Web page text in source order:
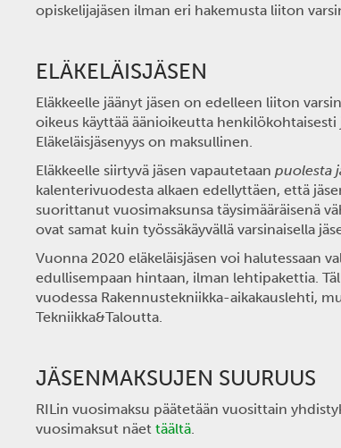
opiskelijajäsen ilman eri hakemusta liiton
ELÄKELÄISJÄSEN
Eläkkeelle jäänyt jäsen on edelleen liiton
oikeus käyttää äänioikeutta
Eläkeläisjäsenyys on maksullinen.
Eläkkeelle siirtyvä jäsen vapautetaanpuolesta
kalenterivuodesta alkaen edellyttäen, että
suorittanut vuosimaksunsa täysimääräisenä
ovat samat kuin työssäkäyvällä varsinaisella
Vuonna 2020 eläkeläisjäsen voi halutessaan
edullisempaan hintaan, ilman lehtipakettia.
vuodessa Rakennustekniikka-aikakauslehti,
Tekniikka&Taloutta.
JÄSENMAKSUJEN SUURUUS
RILin vuosimaksu päätetään vuosittain
vuosimaksut näettäältä.